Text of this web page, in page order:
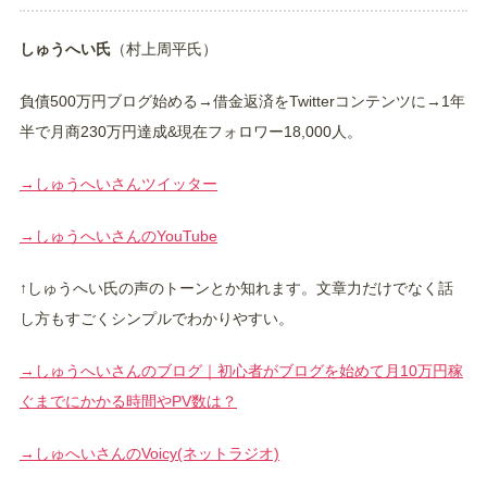
しゅうへい氏 （村上周平氏）
負債500万円ブログ始める→借金返済をTwitterコンテンツに→1年
半で月商230万円達成&現在フォロワー18,000人。
→しゅうへいさんツイッター
→しゅうへいさんのYouTube
↑しゅうへい氏の声のトーンとか知れます。文章力だけでなく話
し方もすごくシンプルでわかりやすい。
→しゅうへいさんのブログ｜初心者がブログを始めて月10万円稼
ぐまでにかかる時間やPV数は？
→しゅへいさんのVoicy(ネットラジオ)